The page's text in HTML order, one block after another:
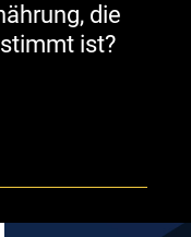
die
ist?